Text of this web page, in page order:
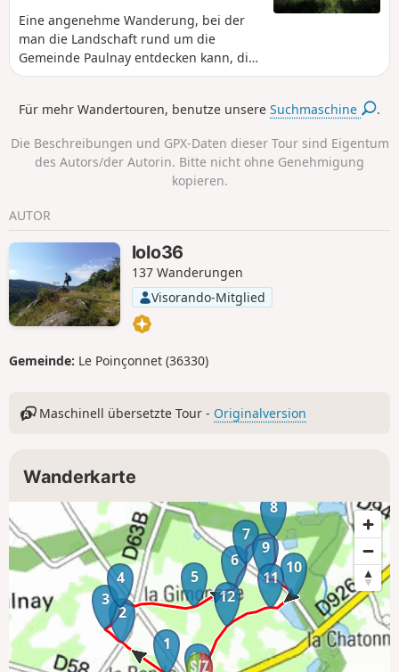
Eine angenehme Wanderung, bei der
man die Landschaft rund um die
Gemeinde Paulnay entdecken kann, die
in der Naturregion Boischaut Nord im
Für mehr Wandertouren, benutze unsereSuchmaschine .
Die Beschreibungen und GPX-Daten dieser Tour sind Eigentum
des Autors/der Autorin. Bitte nicht ohne Genehmigung
kopieren.
AUTOR
lolo36
137 Wanderungen
Visorando-Mitglied
Gemeinde: Le Poinçonnet (36330)
Maschinell übersetzte Tour - Originalversion
Wanderkarte
1
2
3
4 5
6
7
8
9
10
11
12
13